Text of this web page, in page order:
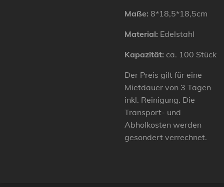
Maße: 8*18,5*18,5cm
Material: Edelstahl
Kapazität: ca. 100 Stück
Der Preis gilt für eine
Mietdauer von 3 Tagen
inkl. Reinigung. Die
Transport- und
Abholkosten werden
gesondert verrechnet.